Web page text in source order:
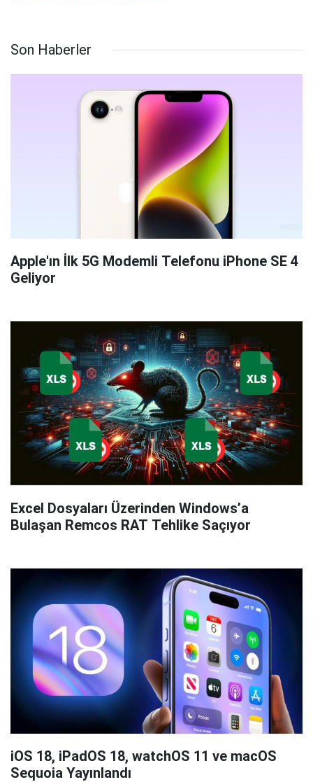
Son Haberler
Apple'ın İlk 5G Modemli Telefonu iPhone SE 4
Geliyor
Excel Dosyaları Üzerinden Windows’a
Bulaşan Remcos RAT Tehlike Saçıyor
iOS 18, iPadOS 18, watchOS 11 ve macOS
Sequoia Yayınlandı